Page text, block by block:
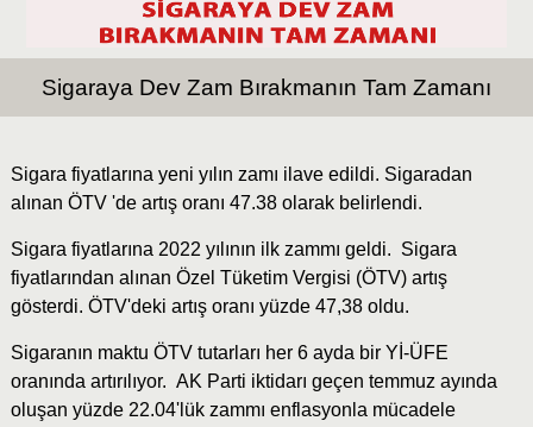
Sigaraya Dev Zam Bırakmanın Tam Zamanı
Sigara fiyatlarına yeni yılın zamı ilave edildi. Sigaradan
alınan ÖTV 'de artış oranı 47.38 olarak belirlendi.
Sigara fiyatlarına 2022 yılının ilk zammı geldi. Sigara
fiyatlarından alınan Özel Tüketim Vergisi (ÖTV) artış
gösterdi. ÖTV'deki artış oranı yüzde 47,38 oldu.
Sigaranın maktu ÖTV tutarları her 6 ayda bir Yİ-ÜFE
oranında artırılıyor. AK Parti iktidarı geçen temmuz ayında
oluşan yüzde 22.04'lük zammı enflasyonla mücadele